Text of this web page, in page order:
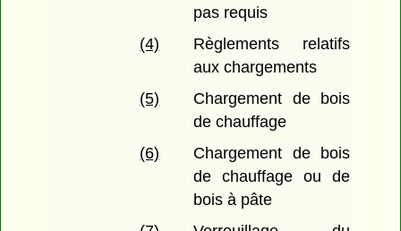
pas requis
(4)
Règlements relatifs
aux chargements
(5)
Chargement de bois
de chauffage
(6)
Chargement de bois
de chauffage ou de
bois à pâte